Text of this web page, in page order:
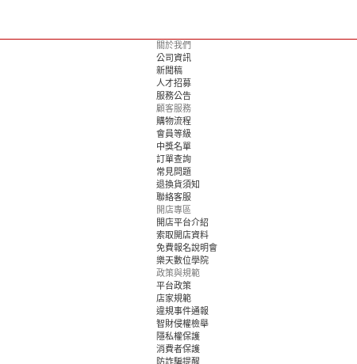
關於我們
公司資訊
新聞稿
人才招募
服務公告
顧客服務
購物流程
會員等級
中獎名單
訂單查詢
常見問題
退換貨須知
聯絡客服
開店專區
開店平台介紹
索取開店資料
免費報名說明會
樂天數位學院
政策與規範
平台政策
店家規範
違規事件通報
智財侵權檢舉
隱私權保護
消費者保護